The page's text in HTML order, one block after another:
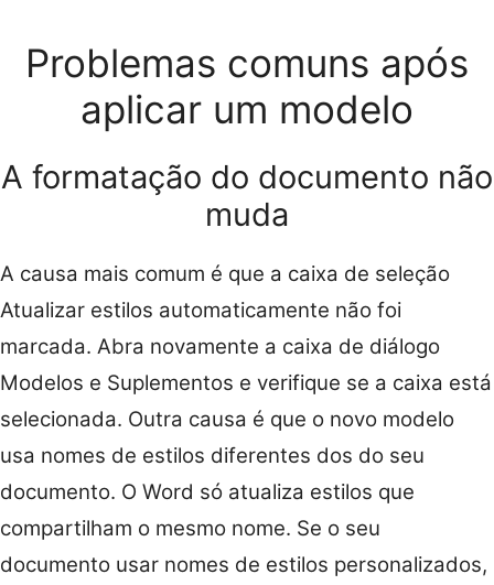
Problemas comuns após
aplicar um modelo
A formatação do documento não
muda
A causa mais comum é que a caixa de seleção
Atualizar estilos automaticamente não foi
marcada. Abra novamente a caixa de diálogo
Modelos e Suplementos e verifique se a caixa está
selecionada. Outra causa é que o novo modelo
usa nomes de estilos diferentes dos do seu
documento. O Word só atualiza estilos que
compartilham o mesmo nome. Se o seu
documento usar nomes de estilos personalizados,